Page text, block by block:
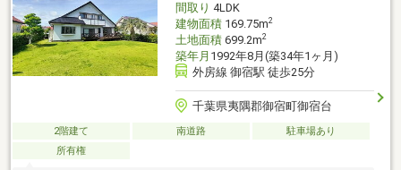
間取り 4LDK
建物面積169.75m2
土地面積699.2m2
築年月 1992年8月(築34年1ヶ月)
外房線 御宿駅 徒歩25分
千葉県夷隅郡御宿町御宿台
2階建て 南道路
駐車場あり
所有権